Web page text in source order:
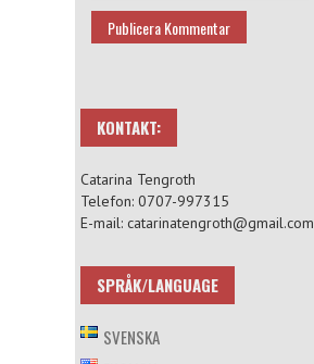
KONTAKT:
Catarina Tengroth
Telefon: 0707-997315
E-mail: catarinatengroth@gmail.com
SPRÅK/LANGUAGE
SVENSKA